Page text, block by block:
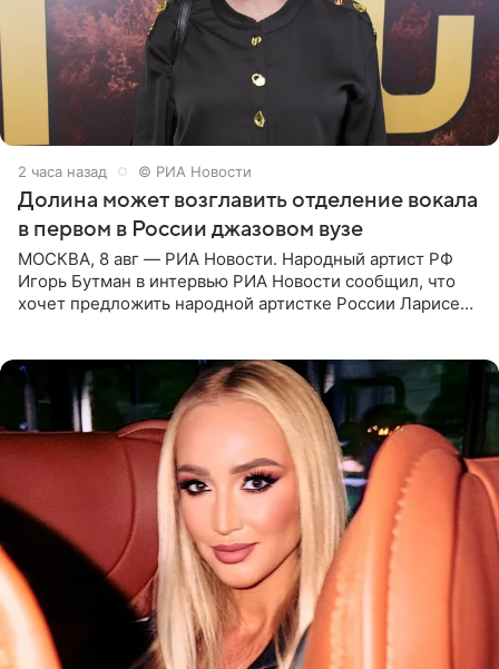
2 часа назад © РИА Новости
Долина может возглавить отделение вокала
в первом в России джазовом вузе
МОСКВА, 8 авг — РИА Новости. Народный артист РФ
Игорь Бутман в интервью РИА Новости сообщил, что
хочет предложить народной артистке России Ларисе